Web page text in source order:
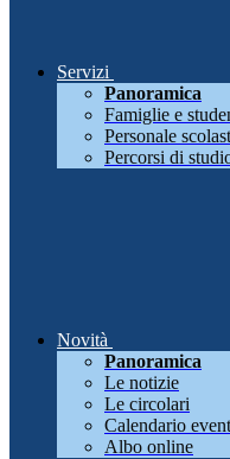
Servizi
Panoramica
Famiglie e
Personale
Percorsi di
Novità
Panoramica
Le notizie
Le circolari
Calendario
Albo online